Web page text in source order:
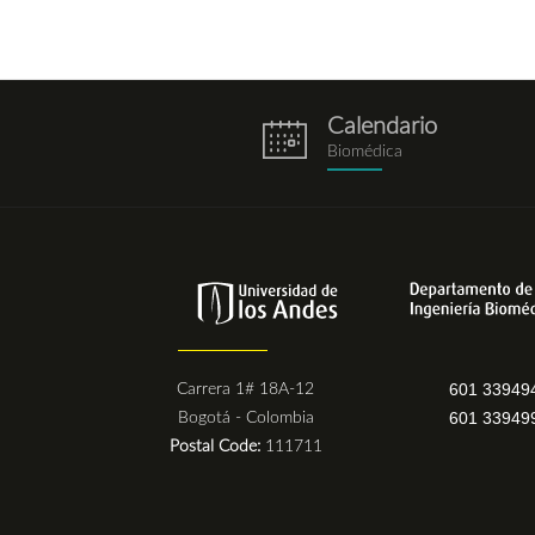
eventos.png
Calendario
Biomédica
Carrera 1# 18A-12
Bogotá - Colombia
Postal Code: 111711
601
601